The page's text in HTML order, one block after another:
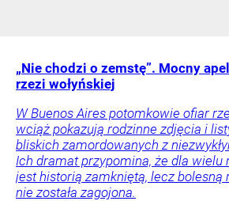
„Nie chodzi o zemstę”. Mocny
rzezi wołyńskiej
W Buenos Aires potomkowie ofiar
wciąż pokazują rodzinne zdjęcia i
bliskich zamordowanych z
Ich dramat przypomina, że dla wielu
jest historią zamkniętą, lecz bolesną
nie została zagojona.